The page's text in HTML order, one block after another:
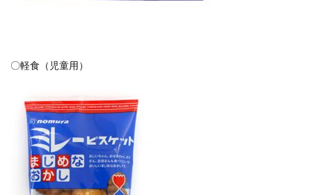
〇軽食（児童用）